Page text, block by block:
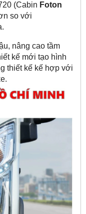
(Cabin Foton
so với
nâng cao tầm
kế mới tạo hình
thiết kế kế hợp với